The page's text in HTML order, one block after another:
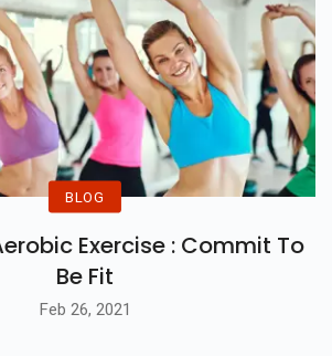
BLOG
Exercise : Commit To
Be Fit
Feb 26, 2021